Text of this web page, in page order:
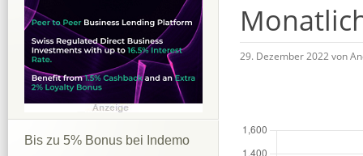
29. Dezember 2022 von
Bis zu 5% Bonus bei Indemo